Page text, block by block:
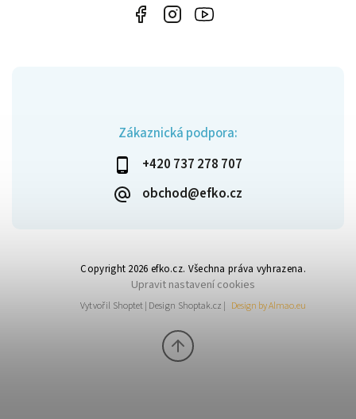
Zákaznická podpora:
+420 737 278 707
obchod@efko.cz
Copyright 2026 efko.cz. Všechna práva vyhrazena.
Upravit nastavení cookies
Vytvořil Shoptet| Design Shoptak.cz | Design by Almao.eu